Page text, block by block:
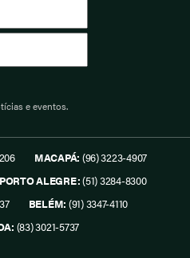
e eventos.
MACAPÁ: (96) 3223-4907
PORTO ALEGRE:(51) 3284-8300
BELÉM: (91) 3347-4110
(83) 3021-5737